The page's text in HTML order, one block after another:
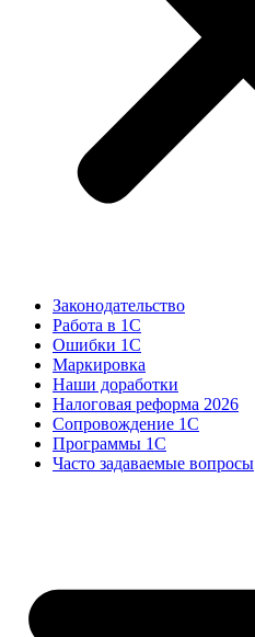
Законодательство
Работа в 1С
Ошибки 1С
Маркировка
Наши доработки
Налоговая реформа 2026
Сопровождение 1С
Программы 1С
Часто задаваемые вопросы